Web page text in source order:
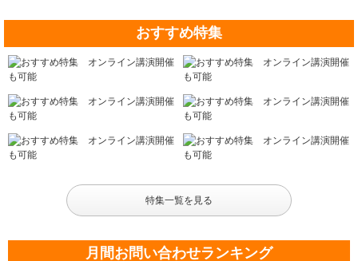
おすすめ特集
特集一覧を見る
月間お問い合わせランキング